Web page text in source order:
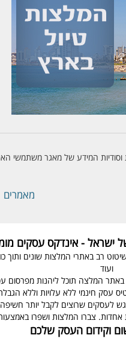
המידע של מאגר משתמשי
מאמרים
- אינדקס עסקים
באתרי המלצות שונים ותוך
ועוד
המלצה תוכל ליהנות מפרסום
עסק חינמי ללא עלויות וללא
לעסקים שרוצים לקבל יותר חשיפה
צברו המלצות ושפרו
וקידום העסק שלכם